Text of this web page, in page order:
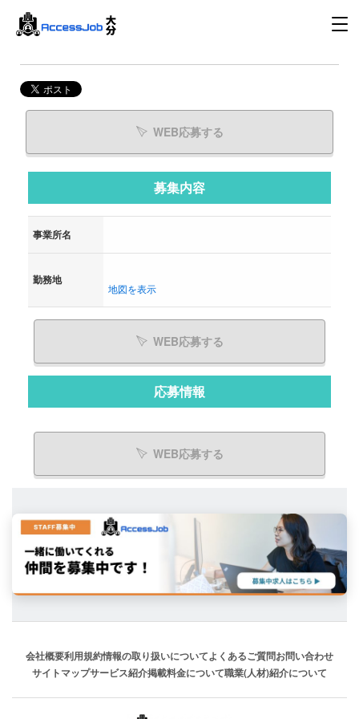
WEB応募する
募集内容
事業所名
勤務地
地図を表示
WEB応募する
応募情報
WEB応募する
会社概要利用規約情報の取り扱いについてよくあるご質問お問い合わせ
サイトマップサービス紹介掲載料金について職業(人材)紹介について